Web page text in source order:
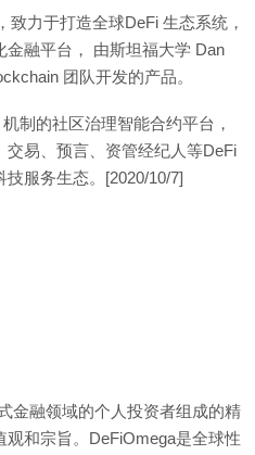
致力于打造全球DeFi 生态系统，
融平台， 由斯坦福大学 Dan
团队开发的产品。
制的社区治理智能合约平台，
易、预言、资管经纪人等DeFi
服务生态。[2020/10/7]
金融领域的个人投资者组成的精
和宗旨。DeFiOmega是全球性